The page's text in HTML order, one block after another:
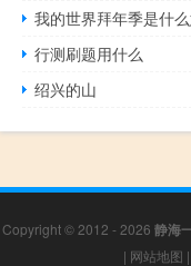
我的世界拜年季是什
行测刷题用什么
绍兴的山
Copyright © 2012 - 2026 静海
| 网站地图 |